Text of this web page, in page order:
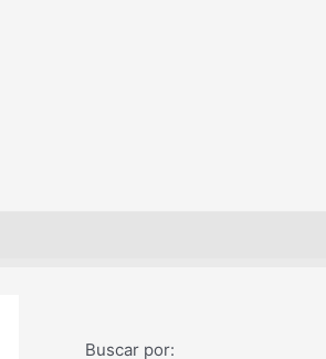
Buscar por: